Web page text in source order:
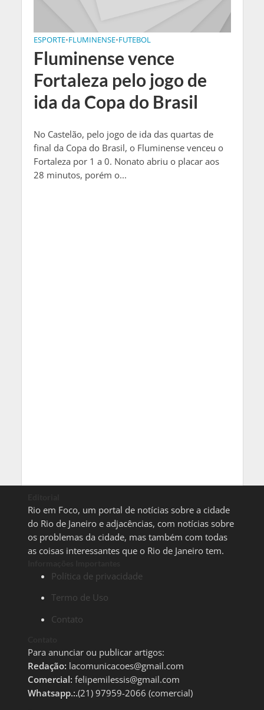
ESPORTE•FLUMINENSE•FUTEBOL
Fluminense vence
Fortaleza pelo jogo de
ida da Copa do Brasil
No Castelão, pelo jogo de ida das quartas de
final da Copa do Brasil, o Fluminense venceu o
Fortaleza por 1 a 0. Nonato abriu o placar aos
28 minutos, porém o...
Rio em Foco, um portal de notícias sobre a cidade
do Rio de Janeiro e adjacências, com notícias sobre
os problemas da cidade, mas também com todas
as coisas interessantes que o Rio de Janeiro tem.
Política de privacidade
Termo de Uso
Contato
Para anunciar ou publicar artigos:
Redação: lacomunicacoes@gmail.com
Comercial: felipemilessis@gmail.com
Whatsapp.:.(21) 97959-2066 (comercial)